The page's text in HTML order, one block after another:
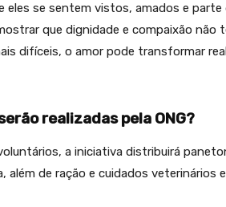
eles se sentem vistos, amados e
que dignidade e compaixão não
difíceis, o amor pode transformar
realizadas pela ONG?
a iniciativa distribuirá
além de ração e cuidados veterinários